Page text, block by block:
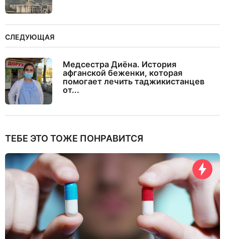
СЛЕДУЮЩАЯ
Медсестра Диёна. История
афганской беженки, которая
помогает лечить таджикистанцев
от...
ТЕБЕ ЭТО ТОЖЕ ПОНРАВИТСЯ